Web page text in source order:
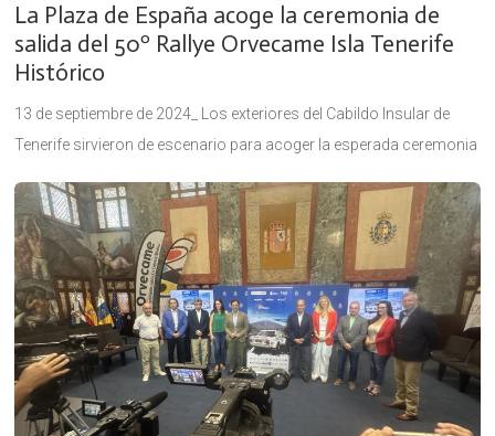
La Plaza de España acoge la ceremonia de
salida del 50º Rallye Orvecame Isla Tenerife
Histórico
13 de septiembre de 2024_ Los exteriores del Cabildo Insular de
Tenerife sirvieron de escenario para acoger la esperada ceremonia
Histórico, con